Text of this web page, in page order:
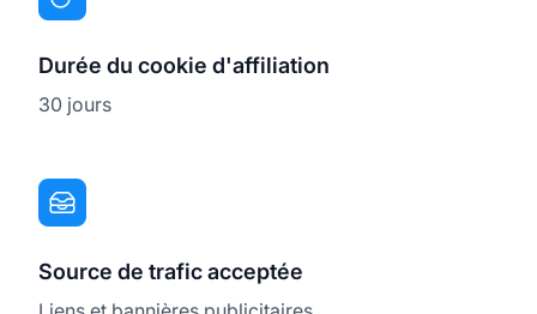
Durée du cookie d'affiliation
30 jours
Source de trafic acceptée